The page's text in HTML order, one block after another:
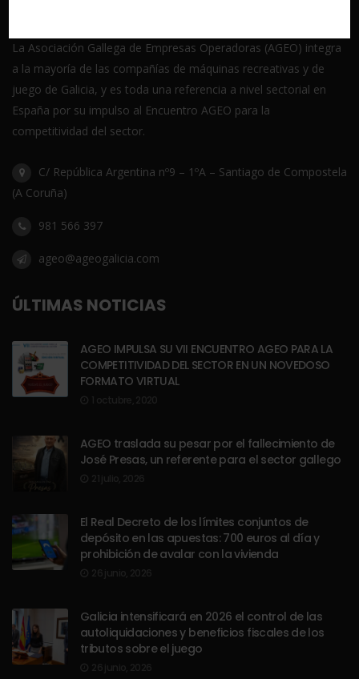
La Asociación Gallega de Empresas Operadoras (AGEO) integra
a la mayoría de las compañías de máquinas recreativas y de
juego de Galicia, y es toda una referencia a nivel sectorial en
España por su impulso al Encuentro AGEO para la
competitividad del sector.
C/ República Argentina nº9 – 1ºA – Santiago de Compostela
(A Coruña)
981 566 397
ageo@ageogalicia.com
ÚLTIMAS NOTICIAS
AGEO IMPULSA SU VII ENCUENTRO AGEO PARA LA
COMPETITIVIDAD DEL SECTOR EN UN NOVEDOSO
FORMATO VIRTUAL
AGEO traslada su pesar por el fallecimiento de
José Presas, un referente para el sector gallego
El Real Decreto de los límites conjuntos de
depósito en las apuestas: 700 euros al día y
prohibición de avalar con la vivienda
Galicia intensificará en 2026 el control de las
autoliquidaciones y beneficios fiscales de los
tributos sobre el juego